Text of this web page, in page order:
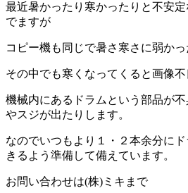
最近暑かったり寒かったりと不安
でますが
コピー機も同じで暑さ寒さに弱かっ
その中でも寒くなってくると画像不
機械内にあるドラムという部品が
やスジが出たりします。
なのでいつもより１・２本余分に
きるよう準備して備えています。
お問い合わせは(株)ミキまで